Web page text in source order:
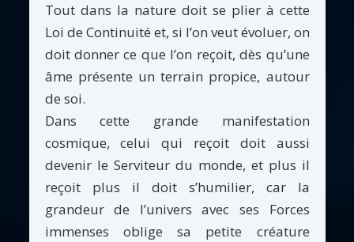
Tout dans la nature doit se plier à cette
Loi de Continuité et, si l’on veut évoluer, on
doit donner ce que l’on reçoit, dès qu’une
âme présente un terrain propice, autour
de soi.
Dans cette grande manifestation
cosmique, celui qui reçoit doit aussi
devenir le Serviteur du monde, et plus il
reçoit plus il doit s’humilier, car la
grandeur de l’univers avec ses Forces
immenses oblige sa petite créature